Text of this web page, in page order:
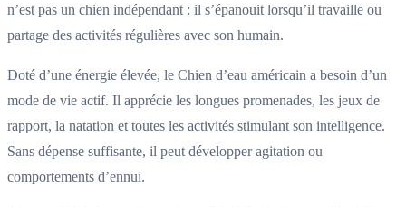
n’est pas un chien indépendant : il s’épanouit lorsqu’il travaille ou
partage des activités régulières avec son humain.
Doté d’une énergie élevée, le Chien d’eau américain a besoin d’un
mode de vie actif. Il apprécie les longues promenades, les jeux de
rapport, la natation et toutes les activités stimulant son intelligence.
Sans dépense suffisante, il peut développer agitation ou
comportements d’ennui.